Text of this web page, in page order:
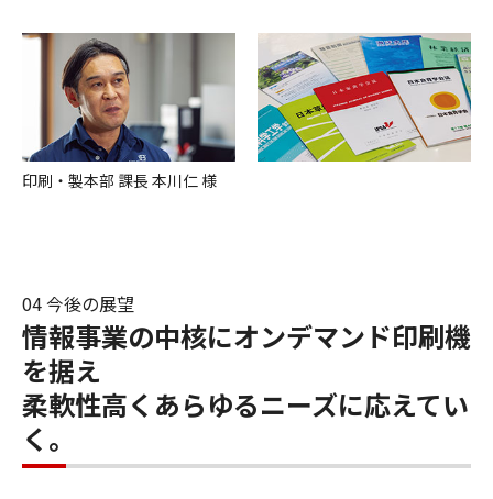
印刷・製本部 課長 本川仁 様
04 今後の展望
情報事業の中核にオンデマンド印刷機
を据え
柔軟性高くあらゆるニーズに応えてい
く。